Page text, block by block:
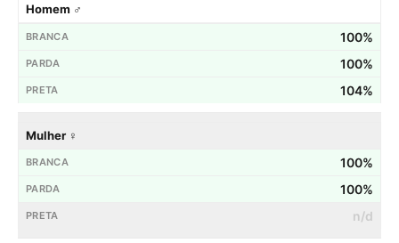
Homem ♂
100%
100%
104%
Mulher ♀
100%
100%
n/d